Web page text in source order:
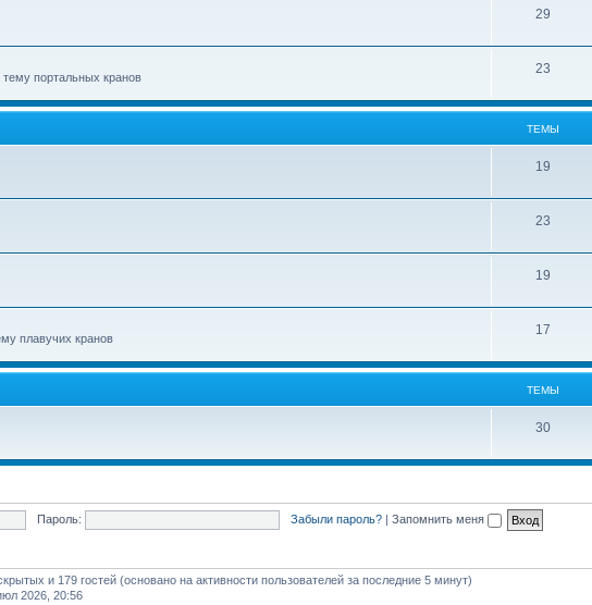
29
портальных кранов
23
ТЕМЫ
19
23
19
плавучих кранов
17
ТЕМЫ
30
Пароль: Забыли пароль? | Запомнить меня
и 179 гостей (основано на активности пользователей за последние 5 минут)
2026, 20:56